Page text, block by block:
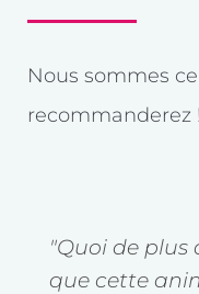
Nous sommes
recommanderez !
"Quoi de
que cette